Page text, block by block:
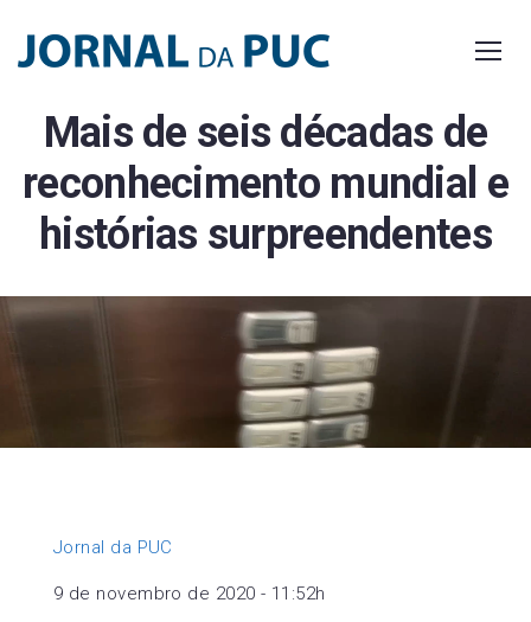
content
Mais de seis décadas de
reconhecimento mundial e
histórias surpreendentes
Jornal da PUC
9 de novembro de 2020 - 11:52h